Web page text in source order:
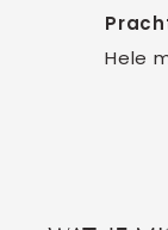
Hele